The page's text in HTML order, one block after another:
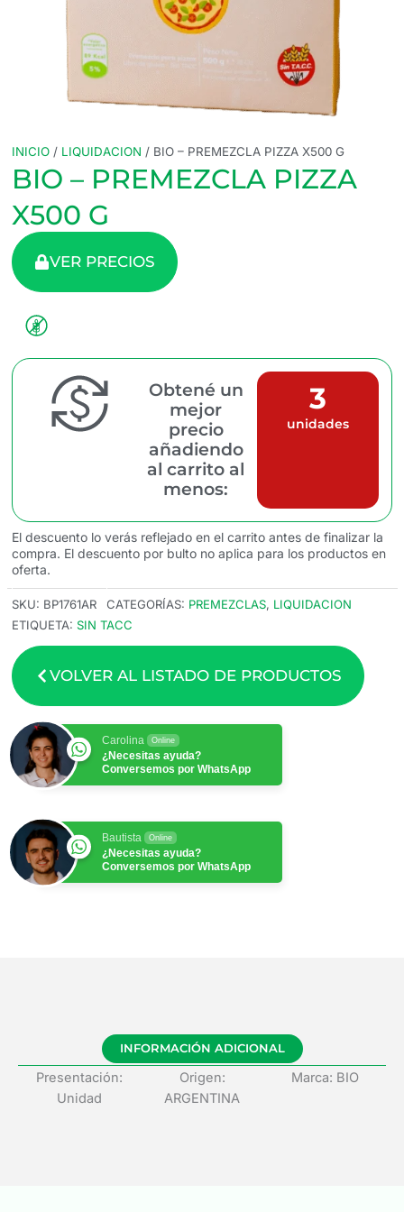
INICIO / LIQUIDACION / BIO – PREMEZCLA PIZZA X500 G
BIO – PREMEZCLA PIZZA
X500 G
VER PRECIOS
Obtené un
mejor
precio
añadiendo
al carrito al
menos:
3
unidades
El descuento lo verás reflejado en el carrito antes de finalizar la
compra. El descuento por bulto no aplica para los productos en
oferta.
SKU: BP1761AR CATEGORÍAS: PREMEZCLAS, LIQUIDACION
ETIQUETA: SIN TACC
VOLVER AL LISTADO DE PRODUCTOS
Carolina Online
¿Necesitas ayuda?
Conversemos por WhatsApp
Bautista Online
¿Necesitas ayuda?
Conversemos por WhatsApp
INFORMACIÓN ADICIONAL
Presentación:
Unidad
Origen:
ARGENTINA
Marca: BIO